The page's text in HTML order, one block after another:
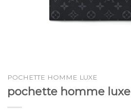
POCHETTE HOMME LUXE
pochette homme luxe